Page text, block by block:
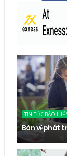
TIN TỨC BẢO
Bàn về phát